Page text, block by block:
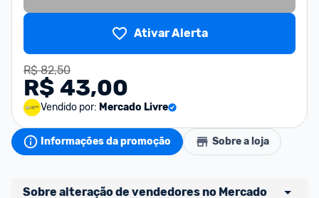
Ativar Alerta
R$ 82,50
R$ 43,00
Vendido por: Mercado Livre
Informações da promoção Sobre a loja
Sobre alteração de vendedores no Mercado